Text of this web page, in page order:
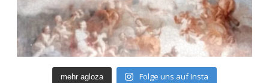
mehr agloza Folge uns auf Insta